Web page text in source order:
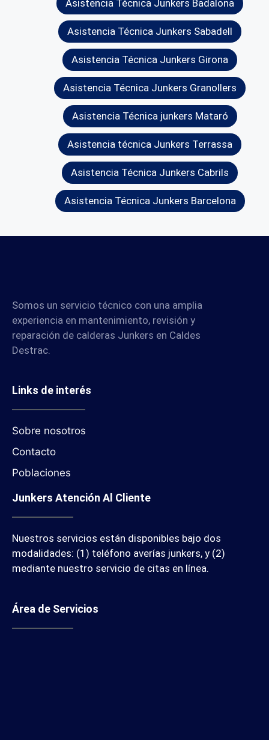
Asistencia Técnica Junkers Badalona
Asistencia Técnica Junkers Sabadell
Asistencia Técnica Junkers Girona
Asistencia Técnica Junkers Granollers
Asistencia Técnica junkers Mataró
Asistencia técnica Junkers Terrassa
Asistencia Técnica Junkers Cabrils
Asistencia Técnica Junkers Barcelona
Somos un servicio técnico con una amplia
experiencia en mantenimiento, revisión y
reparación de calderas Junkers en Caldes
Destrac.
Links de interés
Sobre nosotros
Contacto
Poblaciones
Junkers Atención Al Cliente
Nuestros servicios están disponibles bajo dos
modalidades: (1) teléfono averías junkers, y (2)
mediante nuestro servicio de citas en línea.
Área de Servicios